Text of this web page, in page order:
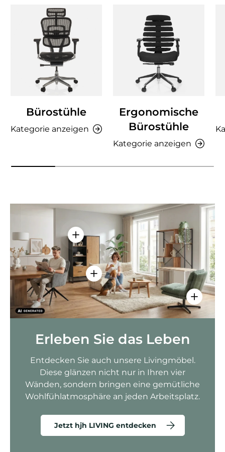
Bürostühle
Kategorie anzeigen
Ergonomische
Bürostühle
Kategorie anzeigen
Einzelheiten anzeigen - AMIO H -
Einzelheiten anzeigen - Sitzolo 2
Erleben Sie das Leben
Entdecken Sie auch unsere Livingmöbel.
Diese glänzen nicht nur in Ihren vier
Wänden, sondern bringen eine gemütliche
Wohlfühlatmosphäre an jeden Arbeitsplatz.
Jetzt hjh LIVING entdecken